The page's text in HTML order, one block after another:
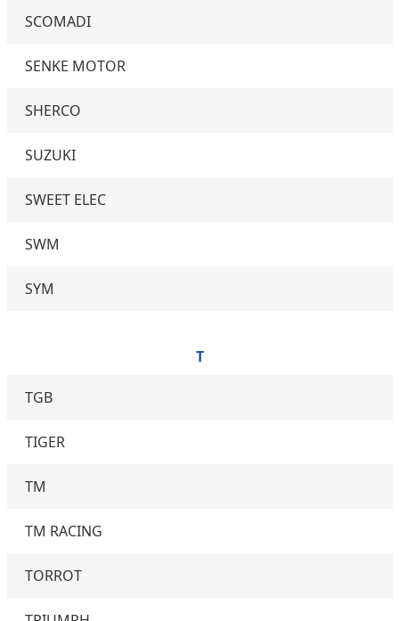
SCOMADI
SENKE MOTOR
SHERCO
SUZUKI
SWEET ELEC
SWM
SYM
T
TGB
TIGER
TM
TM RACING
TORROT